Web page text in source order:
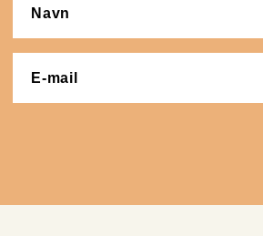
mail(Påkrævet)